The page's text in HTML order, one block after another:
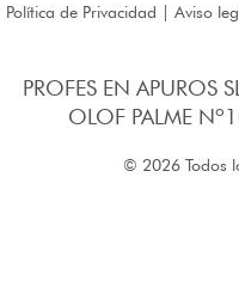
Política de Privacidad | Aviso
PROFES EN
OLOF PALME
© 2026 Todos